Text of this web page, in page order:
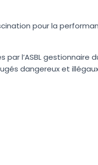
pour la
l’ASBL gestionnaire
dangereux et